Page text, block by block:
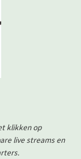
klikken op
live streams en